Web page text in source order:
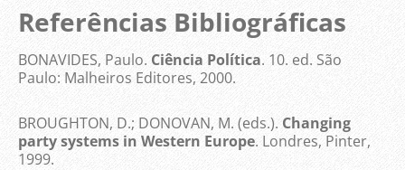
Referências Bibliográficas
BONAVIDES, Paulo. Ciência Política. 10. ed. São
Paulo: Malheiros Editores, 2000.
BROUGHTON, D.; DONOVAN, M. (eds.). Changing
party systems in Western Europe. Londres, Pinter,
1999.